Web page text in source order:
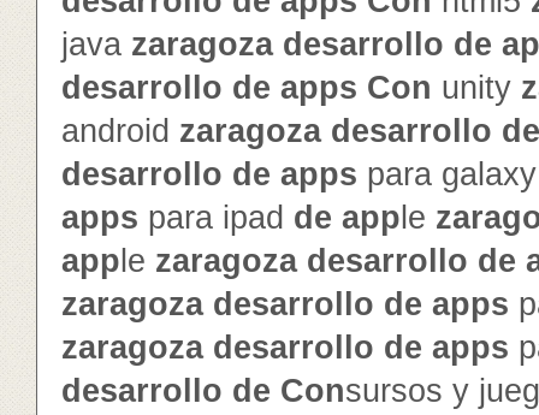
java zaragoza desarrollo de
desarrollo de apps Con unity
android zaragoza desarrollo de
desarrollo de apps para
apps para ipad de app le
app le zaragoza desarrollo de
zaragoza desarrollo de apps
zaragoza desarrollo de apps
desarrollo de Consursos y